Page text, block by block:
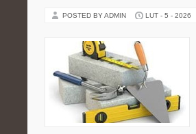
POSTED BY ADMIN LUT - 5 - 2026